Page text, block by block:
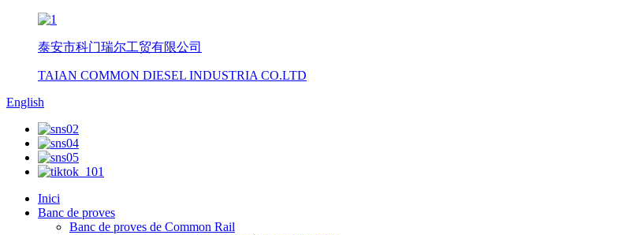
泰安市科门瑞尔工贸有限公司
TAIAN COMMON DIESEL INDUSTRIA CO.LTD
English
Inici
Banc de proves
Banc de proves de Common Rail